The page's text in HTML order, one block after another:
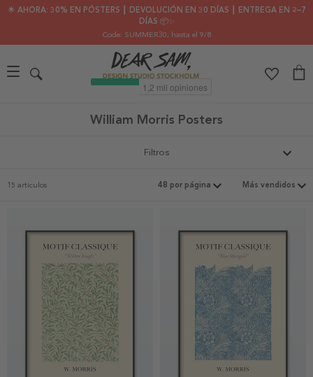
🌟 AHORA: 30% EN PÓSTERS ┃ DEVOLUCIÓN EN 30 DÍAS ┃ ENTREGA EN 2–7
DÍAS 📦✨
Code: SUMMER30, hasta el 9/8
William Morris Posters
Filtros
15 artículos